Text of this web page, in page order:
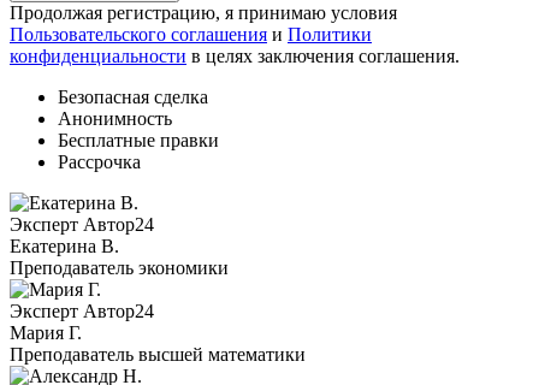
Продолжая регистрацию, я принимаю условия
Пользовательского соглашения и Политики
конфиденциальности в целях заключения соглашения.
Безопасная сделка
Анонимность
Бесплатные правки
Рассрочка
Эксперт Автор24
Екатерина B.
Преподаватель экономики
Эксперт Автор24
Мария Г.
Преподаватель высшей математики